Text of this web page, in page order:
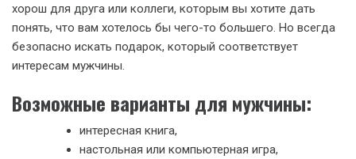
хорош для друга или коллеги, которым вы хотите дать
понять, что вам хотелось бы чего-то большего. Но всегда
безопасно искать подарок, который соответствует
интересам мужчины.
Возможные варианты для мужчины:
интересная книга,
настольная или компьютерная игра,